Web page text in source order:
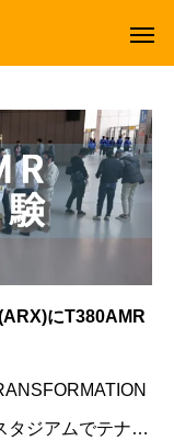
にT380AMR
タジアムでテナン